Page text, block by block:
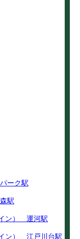
ーク駅
駅
ン） 運河駅
ン） 江戸川台駅